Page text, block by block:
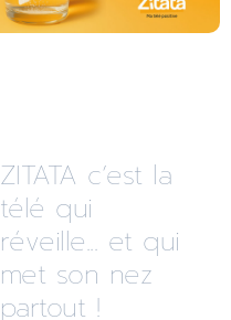
ZITATA c’est la
télé qui
réveille... et qui
met son nez
partout !